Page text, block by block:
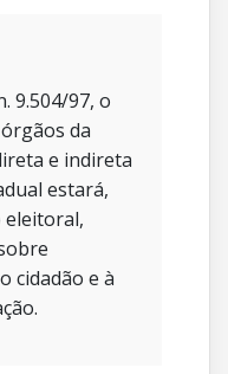
9.504/97, o
da
e indireta
estará,
cidadão e à